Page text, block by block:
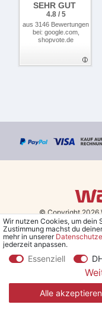
SEHR GUT
4.8 / 5
aus 3146 Bewertungen
bei: google.com,
shopvote.de
© Copyright 2026
Bestellungen mit Prio
*Kostenlose
nur für Sparversand -
**Den 5€ Gutschein
per Mail. Der
Wir nutzen Cookies, um dein
Zustimmung machst du
mehr in unserer
jederzeit anpassen.
Essenziell
Alle akzeptieren